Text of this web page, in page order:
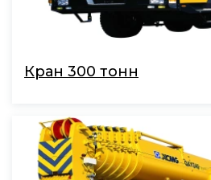
Кран 300 тонн